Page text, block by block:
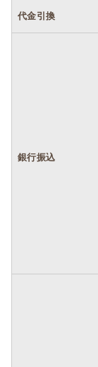
代金引換
銀行振込